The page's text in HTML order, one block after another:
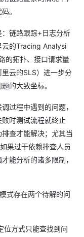
。
链路跟踪+日志分析
云的Tracing Analysi
的拓扑、接口请求量
云的SLS）进一步分
的大致坐标。
过程中遇到的问题，
时测试流程就终止
查才能解决；尤其当
果过于依赖排查人员
能分析的诸多限制，
式存在两个待解的问
位方式只能查找到问